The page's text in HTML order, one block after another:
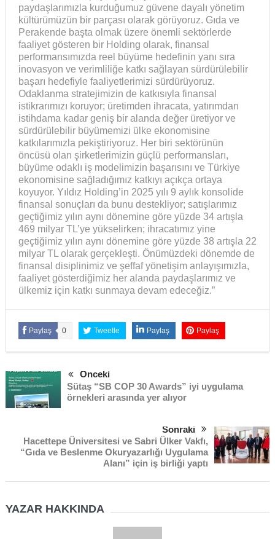
paydaşlarımızla kurduğumuz güvene dayalı yönetim
kültürümüzün bir parçası olarak görüyoruz. Gıda ve
Perakende başta olmak üzere önemli sektörlerde
faaliyet gösteren bir Holding olarak, finansal
performansımızda reel büyüme hedefinin yanı sıra
inovasyon ve verimliliğe katkı sağlayan sürdürülebilir
başarı hedefiyle faaliyetlerimizi sürdürüyoruz.
Odaklanma stratejimizin de katkısıyla finansal
istikrarımızı koruyor; üretimden ihracata, yatırımdan
istihdama kadar geniş bir alanda değer üretiyor ve
sürdürülebilir büyümemizi ülke ekonomisine
katkılarımızla pekiştiriyoruz. Her biri sektörünün
öncüsü olan şirketlerimizin güçlü performansları,
büyüme odaklı iş modelimizin başarısını ve Türkiye
ekonomisine sağladığımız katkıyı açıkça ortaya
koyuyor. Yıldız Holding’in 2025 yılı 9 aylık konsolide
finansal sonuçları da bunu destekliyor; satışlarımız
geçtiğimiz yılın aynı dönemine göre yüzde 34 artışla
469 milyar TL’ye yükselirken; ihracatımız yine
geçtiğimiz yılın aynı dönemine göre yüzde 38 artışla 22
milyar TL olarak gerçekleşti. Önümüzdeki dönemde de
finansal disiplinimiz ve şeffaf yönetişim anlayışımızla,
faaliyet gösterdiğimiz her alanda paydaşlarımız ve
ülkemiz için katkı sunmaya devam edeceğiz.”
Paylaş 0 Tweetle Paylaş Paylaş
Önceki
Sütaş “SB COP 30 Awards” iyi uygulama
örnekleri arasında yer alıyor
Sonraki
Hacettepe Üniversitesi ve Sabri Ülker Vakfı,
“Gıda ve Beslenme Okuryazarlığı Uygulama
Alanı” için iş birliği yaptı
YAZAR HAKKINDA